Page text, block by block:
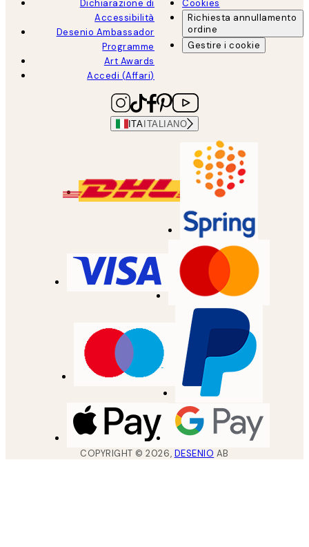
Dichiarazione di
Accessibilità
Desenio Ambassador
Programme
Art Awards
Accedi (Affari)
Cookies
Richiesta annullamento
ordine
Gestire i cookie
ITA ITALIANO
COPYRIGHT ©2026, DESENIO AB